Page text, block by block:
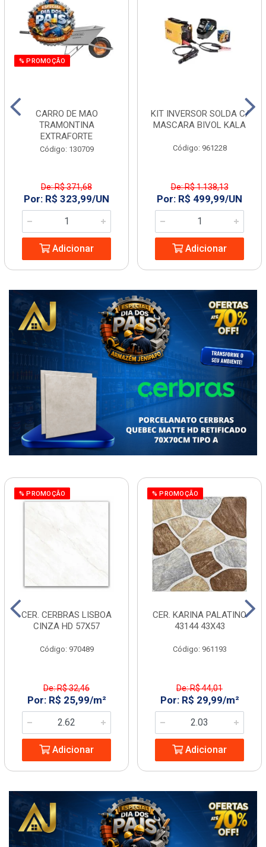
% PROMOÇÃO
CARRO DE MAO
TRAMONTINA
EXTRAFORTE
Código: 130709
De: R$ 371,68
Por: R$ 323,99/UN
Adicionar
KIT INVERSOR SOLDA C/
MASCARA BIVOL KALA
Código: 961228
De: R$ 1.138,13
Por: R$ 499,99/UN
Adicionar
% PROMOÇÃO
CER. CERBRAS LISBOA
CINZA HD 57X57
Código: 970489
De: R$ 32,46
Por: R$ 25,99/m²
Adicionar
% PROMOÇÃO
CER. KARINA PALATINO
43144 43X43
Código: 961193
De: R$ 44,01
Por: R$ 29,99/m²
Adicionar